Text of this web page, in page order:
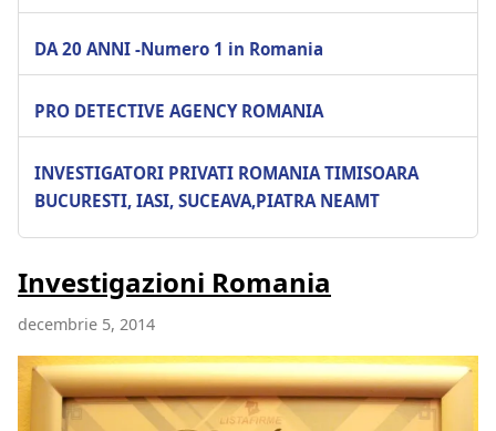
DA 20 ANNI -Numero 1 in Romania
PRO DETECTIVE AGENCY ROMANIA
INVESTIGATORI PRIVATI ROMANIA TIMISOARA
BUCURESTI, IASI, SUCEAVA,PIATRA NEAMT
Investigazioni Romania
decembrie 5, 2014